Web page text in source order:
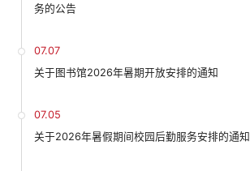
务的公告
07.07
关于图书馆2026年暑期开放安排的通知
07.05
关于2026年暑假期间校园后勤服务安排的通知